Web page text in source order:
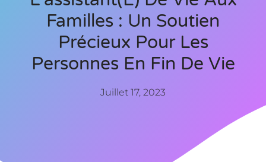
Familles : Un Soutien
Précieux Pour Les
Personnes En Fin De Vie
Juillet 17, 2023